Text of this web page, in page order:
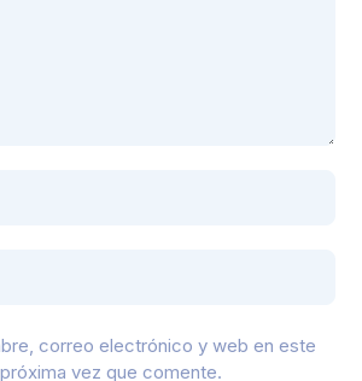
correo electrónico y web en este
vez que comente.